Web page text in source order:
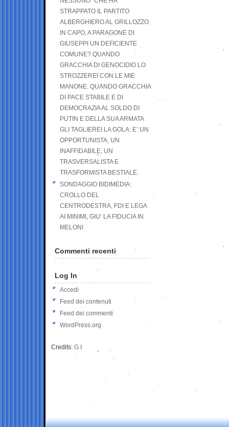
STRAPPATO IL PARTITO
ALBERGHIERO AL GRILLOZZO
IN CAPO, A PARAGONE DI
GIUSEPPI UN DEFICIENTE
COMUNE? QUANDO
GRACCHIA DI GENOCIDIO LO
STROZZEREI CON LE MIE
MANONE. QUANDO GRACCHIA
DI PACE STABILE E DI
DEMOCRAZIA AL SOLDO DI
PUTIN E DELLA SUA ARMATA
GLI TAGLIEREI LA GOLA: E’ UN
OPPORTUNISTA, UN
INAFFIDABILE, UN
TRASVERSALISTA E
TRASFORMISTA BESTIALE.
SONDAGGIO BIDIMEDIA:
CROLLO DEL
CENTRODESTRA, FDI E LEGA
AI MINIMI, GIU’ LA FIDUCIA IN
MELONI
Commenti recenti
Log In
Accedi
Feed dei contenuti
Feed dei commenti
WordPress.org
Credits: G.I